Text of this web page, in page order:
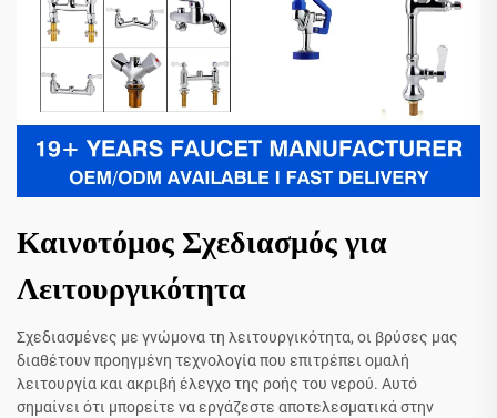
Καινοτόμος Σχεδιασμός για
Λειτουργικότητα
Σχεδιασμένες με γνώμονα τη λειτουργικότητα, οι βρύσες μας
διαθέτουν προηγμένη τεχνολογία που επιτρέπει ομαλή
λειτουργία και ακριβή έλεγχο της ροής του νερού. Αυτό
σημαίνει ότι μπορείτε να εργάζεστε αποτελεσματικά στην